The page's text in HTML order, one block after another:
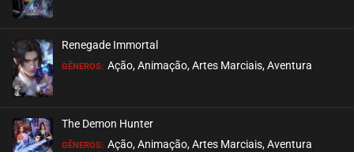
EPISÓDIO 17
setembro 02, 2020
EPISÓDIO 16
Renegade Immortal
GÊNEROS: Ação, Animação, Artes Marciais, Aventura
The Demon Hunter
GÊNEROS: Ação, Animação, Artes Marciais, Aventura